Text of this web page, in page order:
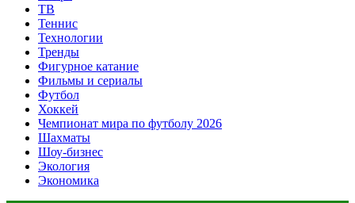
ТВ
Теннис
Технологии
Тренды
Фигурное катание
Фильмы и сериалы
Футбол
Хоккей
Чемпионат мира по футболу 2026
Шахматы
Шоу-бизнес
Экология
Экономика